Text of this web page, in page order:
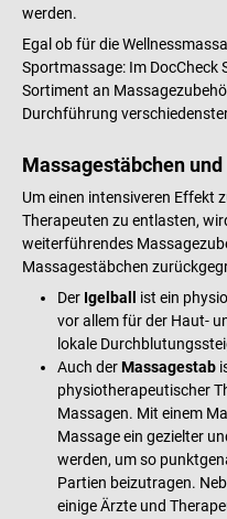
werden.
Egal ob für die
Sportmassage: Im DocCheck
Sortiment an
Durchführung
Massagestäbchen
Um einen intensiveren Effekt
Therapeuten zu entlasten,
weiterführendes
Massagestäbchen
Der Igelball
ist ein
vor allem für der Haut-
lokale
Auch derMassagestab
physiotherapeutischer
Massagen. Mit einem
Massage ein gezielter
werden, um so
Partien beizutragen.
einige Ärzte und